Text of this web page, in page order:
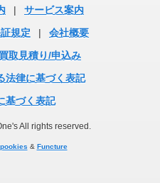
|
サービス案内
規定 |
会社概要
買取見積り/申込み
法律に基づく表記
基づく表記
All rights reserved.
& Functure